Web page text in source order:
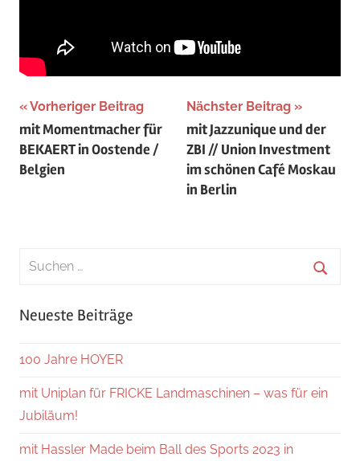
Beitragsnavigation
Vorheriger Beitrag
mit Momentmacher für
BEKAERT in Oostende /
Belgien
Nächster Beitrag
mit Jazzunique und der
ZBI // Union Investment
im schönen Café Moskau
in Berlin
Suchen
Neueste Beiträge
100 Jahre HOYER
mit Uniplan für FRICKE Landmaschinen – was für ein
Jubiläum!
mit Hassler Made beim Ball des Sports 2023 in